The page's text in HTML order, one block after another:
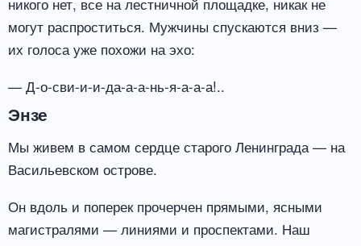
могут распроститься. Мужчины спускаются вниз —
их голоса уже похожи на эхо:
— Д-о-сви-и-и-да-а-а-нь-я-а-а-а!..
Энзе
Мы живем в самом сердце старого Ленинграда — на
Васильевском острове.
Он вдоль и поперек прочерчен прямыми, ясными
магистралями — линиями и проспектами. Наш